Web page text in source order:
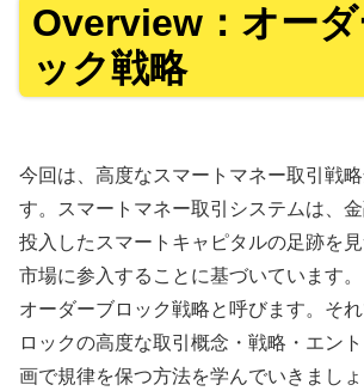
Overview：オーダ
ック戦略
今回は、高度なスマートマネー取引戦
す。スマートマネー取引システムは、
投入したスマートキャピタルの足跡を
市場に参入することに基づいています。
オーダーブロック戦略と呼びます。そ
ロックの高度な取引概念・戦略・エン
画で規律を保つ方法を学んでいきましょ